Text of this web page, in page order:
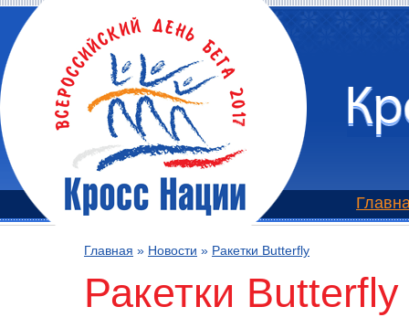
Главная » Новости » Ракетки Butterfly
Ракетки Butterfly